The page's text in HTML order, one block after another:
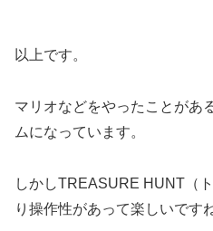
以上です。
マリオなどをやったことがあ
ムになっています。
しかしTREASURE HUNT（
り操作性があって楽しいです